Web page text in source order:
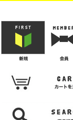
・レザー